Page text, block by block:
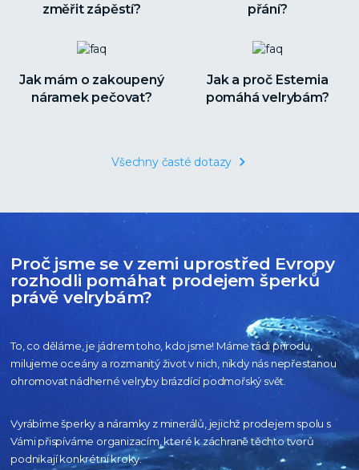
změřit zápěstí?
přání?
Jak mám o zakoupený
náramek pečovat?
Jak a proč Estemia
pomáhá velrybám?
Všechny časté dotazy
Proč jsme se v zemi uprostřed Evropy
rozhodli pomáhat prodejem šperků
právě velrybám?
To, co děláme, je jádrem toho, kdo jsme! Máme rádi přírodu,
milujeme oceány a rozmanitý život v nich, nikdy nás nepřestanou
ohromovat nádherné velryby brázdící podmořský svět.
Vyrábíme šperky a náramky z minerálů, jejichž prodejem spolu s
Vámi přispíváme organizacím, které k záchraně těchto tvorů
podnikají konkrétní kroky.